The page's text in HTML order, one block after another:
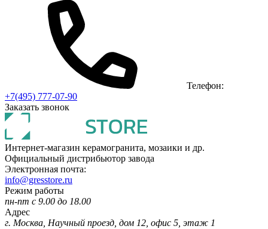
Телефон:
+7(495) 777-07-90
Заказать звонок
Интернет-магазин керамогранита, мозаики и др.
Официальный дистрибьютор завода
Электронная почта:
info@gresstore.ru
Режим работы
пн-пт с 9.00 до 18.00
Адрес
г. Москва, Научный проезд, дом 12, офис 5, этаж 1